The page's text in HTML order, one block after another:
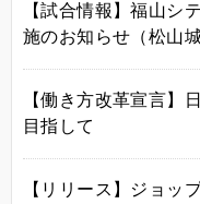
【試合情報】福山シ
施のお知らせ（松山城
【働き方改革宣言】
目指して
【リリース】ジョッ